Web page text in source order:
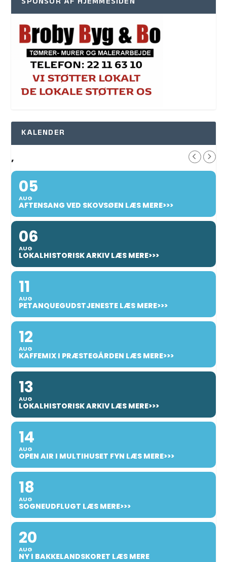
KALENDER
,
05
AUG
AFTENSANG VED SKOVSØEN LÆS MERE>>>
06
AUG
LOKALHISTORISK ARKIV LÆS MERE>>>
11
AUG
PETANQUEGUDSTJENESTE LÆS MERE>>>
12
AUG
KAFFEMIX I PRÆSTEGÅRDEN LÆS MERE>>>
13
AUG
LOKALHISTORISK ARKIV LÆS MERE>>>
14
AUG
OPEN AIR I MULTIHUSET FYN LÆS MERE>>>
18
AUG
SOGNEUDFLUGT LÆS MERE>>>
20
AUG
NY I BAKKELANDSKORET LÆS MERE